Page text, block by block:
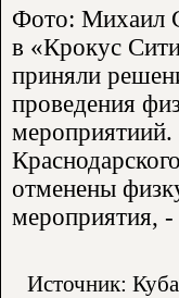
Фото: Михаил
в «Крокус
приняли
проведения
отменены
мероприятия, -
Источник: